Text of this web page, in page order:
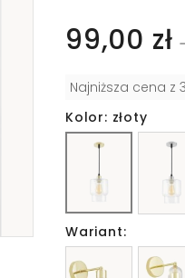
99,00 zł
Najniższa cena z
Kolor: złoty
Wariant: